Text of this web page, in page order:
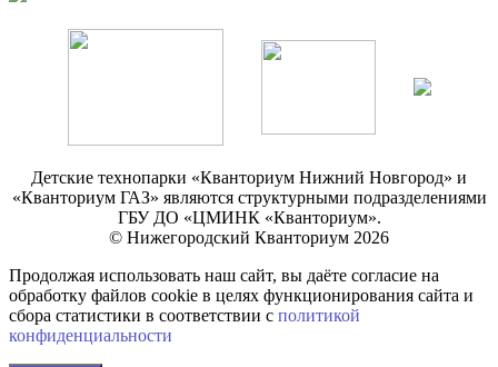
Детские технопарки «Кванториум Нижний Новгород» и
«Кванториум ГАЗ» являются структурными подразделениями
ГБУ ДО «ЦМИНК «Кванториум».
© Нижегородский Кванториум 2026
Продолжая использовать наш сайт, вы даёте согласие на
обработку файлов cookie в целях функционирования сайта и
сбора статистики в соответствии с политикой
конфиденциальности